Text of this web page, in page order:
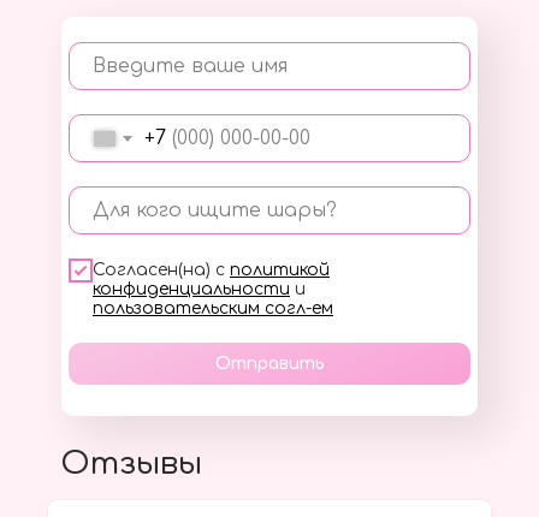
Введите ваше имя
+7
Для кого ищите шары?
Согласен(на) с политикой
конфиденциальности и
пользовательским согл-ем
Отправить
Отзывы